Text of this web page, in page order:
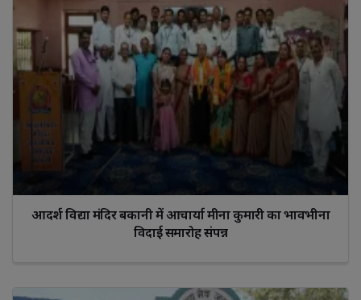
आदर्श विद्या मंदिर बकानी में आचार्या मीना कुमारी का भावभीना
विदाई समारोह संपन्न